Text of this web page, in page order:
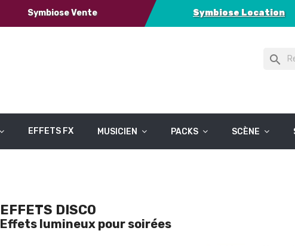
Symbiose Vente Symbiose Location
search
EFFETS FX MUSICIEN PACKS SCÈNE
EFFETS DISCO
Effets lumineux pour soirées